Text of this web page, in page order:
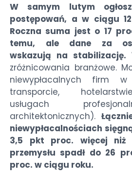
W samym lutym
postępowań, a w ciągu
Roczna suma jest o 17
temu, ale dane za
wskazują na stabilizację.
zróżnicowania branżowe.
niewypłacalnych firm w
transporcie,
usługach
architektonicznych).
niewypłacalnościach
3,5 pkt proc. więcej niż
przemysłu spadł do 26
proc. w ciągu roku.